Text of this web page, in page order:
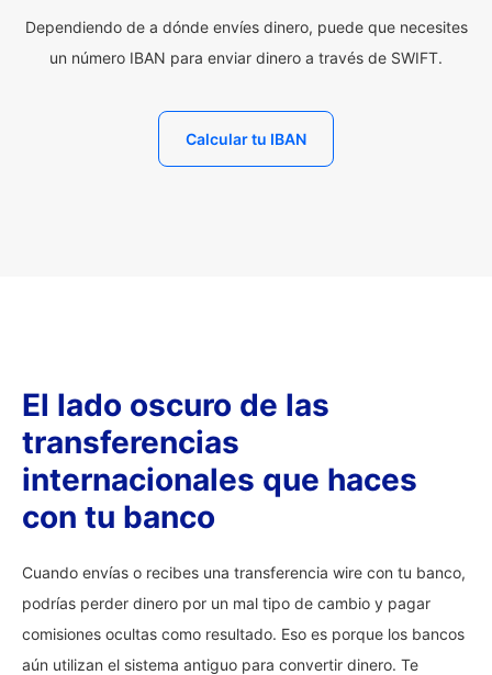
Dependiendo de a dónde envíes dinero, puede que necesites
un número IBAN para enviar dinero a través de SWIFT.
Calcular tu IBAN
El lado oscuro de las
transferencias
internacionales que haces
con tu banco
Cuando envías o recibes una transferencia wire con tu banco,
podrías perder dinero por un mal tipo de cambio y pagar
comisiones ocultas como resultado. Eso es porque los bancos
aún utilizan el sistema antiguo para convertir dinero. Te